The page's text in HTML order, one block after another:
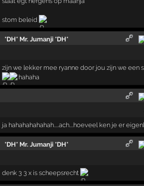
stom beleid
*DH* Mr. Jumanji *DH*
zijn we lekker mee ryanne door jou zijn we een
hahaha
ja hahahahahahah.....ach....hoeveel ken je er
*DH* Mr. Jumanji *DH*
denk 3 3 x is scheepsrecht